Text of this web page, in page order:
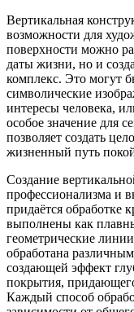
Вертикальная
возможности для
поверхности можно
даты жизни, но и
комплекс. Это могут
символические
интересы человека,
особое значение для
позволяет создать
жизненный путь
Создание
профессионализма и
придаётся обработке
выполнены как
геометрические
обработана
создающей эффект
покрытия,
Каждый способ